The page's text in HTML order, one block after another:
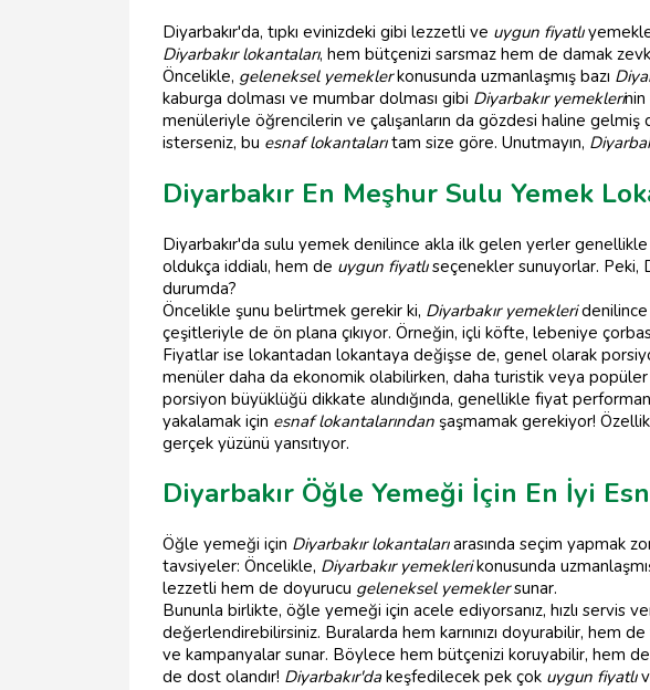
Diyarbakır'da, tıpkı evinizdeki gibi lezzetli ve uygun fiyatlı
Diyarbakır lokantaları, hem bütçenizi sarsmaz hem de damak
Öncelikle, geleneksel yemeklerkonusunda uzmanlaşmış bazı
kaburga dolması ve mumbar dolması gibi Diyarbakır yemekleri
menüleriyle öğrencilerin ve çalışanların da gözdesi haline
isterseniz, bu esnaf lokantalarıtam size göre. Unutmayın,
Diyarbakır En Meşhur Sulu Yemek
Diyarbakır'da sulu yemek denilince akla ilk gelen yerler genellikle
oldukça iddialı, hem de uygun fiyatlıseçenekler sunuyorlar. Peki,
durumda?
Öncelikle şunu belirtmek gerekir ki, Diyarbakır yemekleridenilince
çeşitleriyle de ön plana çıkıyor. Örneğin, içli köfte, lebeniye
Fiyatlar ise lokantadan lokantaya değişse de, genel olarak
menüler daha da ekonomik olabilirken, daha turistik veya popüler
porsiyon büyüklüğü dikkate alındığında, genellikle fiyat
yakalamak için esnaf lokantalarından şaşmamak gerekiyor!
gerçek yüzünü yansıtıyor.
Diyarbakır Öğle Yemeği İçin En İyi
Öğle yemeği için Diyarbakır lokantalarıarasında seçim yapmak
tavsiyeler: Öncelikle, Diyarbakır yemeklerikonusunda
lezzetli hem de doyurucu geleneksel yemeklersunar.
Bununla birlikte, öğle yemeği için acele ediyorsanız, hızlı servis
değerlendirebilirsiniz. Buralarda hem karnınızı doyurabilir, hem
ve kampanyalar sunar. Böylece hem bütçenizi koruyabilir, hem
de dost olandır! Diyarbakır'dakeşfedilecek pek çok uygun fiyatlı